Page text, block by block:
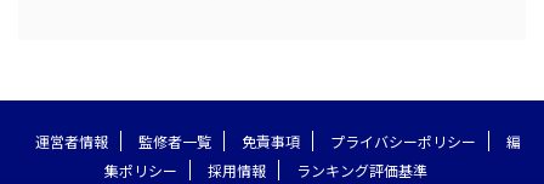
運営者情報 監修者一覧 免責事項 プライバシーポリシー
編
集ポリシー
採用情報 ランキング評価基準